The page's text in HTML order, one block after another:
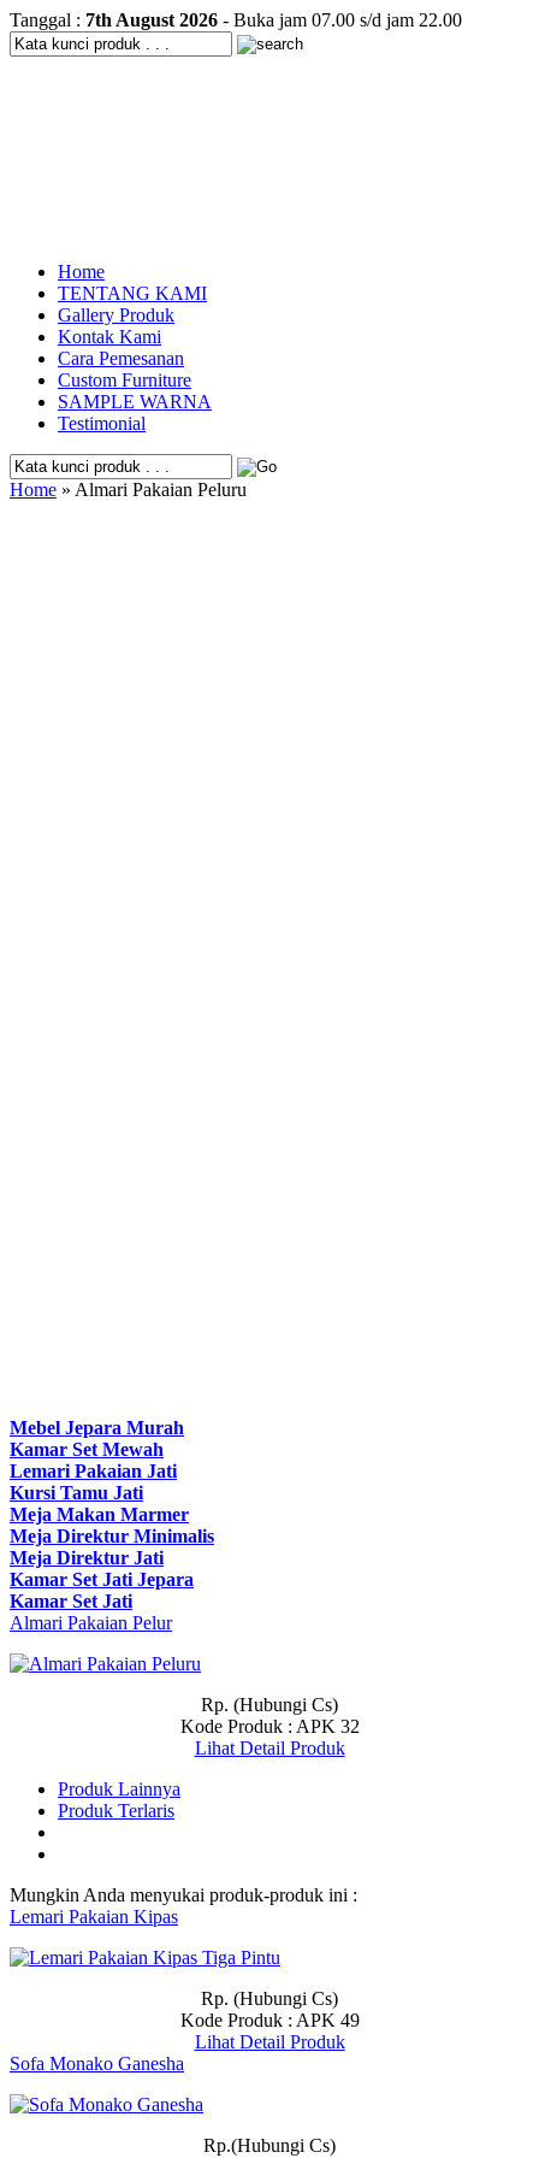
Tanggal : 7th August 2026 - Buka jam 07.00 s/d jam 22.00
Home
TENTANG KAMI
Gallery Produk
Kontak Kami
Cara Pemesanan
Custom Furniture
SAMPLE WARNA
Testimonial
Home » Almari Pakaian Peluru
Mebel Jepara Murah
Kamar Set Mewah
Lemari Pakaian Jati
Kursi Tamu Jati
Meja Makan Marmer
Meja Direktur Minimalis
Meja Direktur Jati
Kamar Set Jati Jepara
Kamar Set Jati
Almari Pakaian Pelur
Rp. (Hubungi Cs)
Kode Produk : APK 32
Lihat Detail Produk
Produk Lainnya
Produk Terlaris
Mungkin Anda menyukai produk-produk ini :
Lemari Pakaian Kipas
Rp. (Hubungi Cs)
Kode Produk : APK 49
Lihat Detail Produk
Sofa Monako Ganesha
Rp.(Hubungi Cs)